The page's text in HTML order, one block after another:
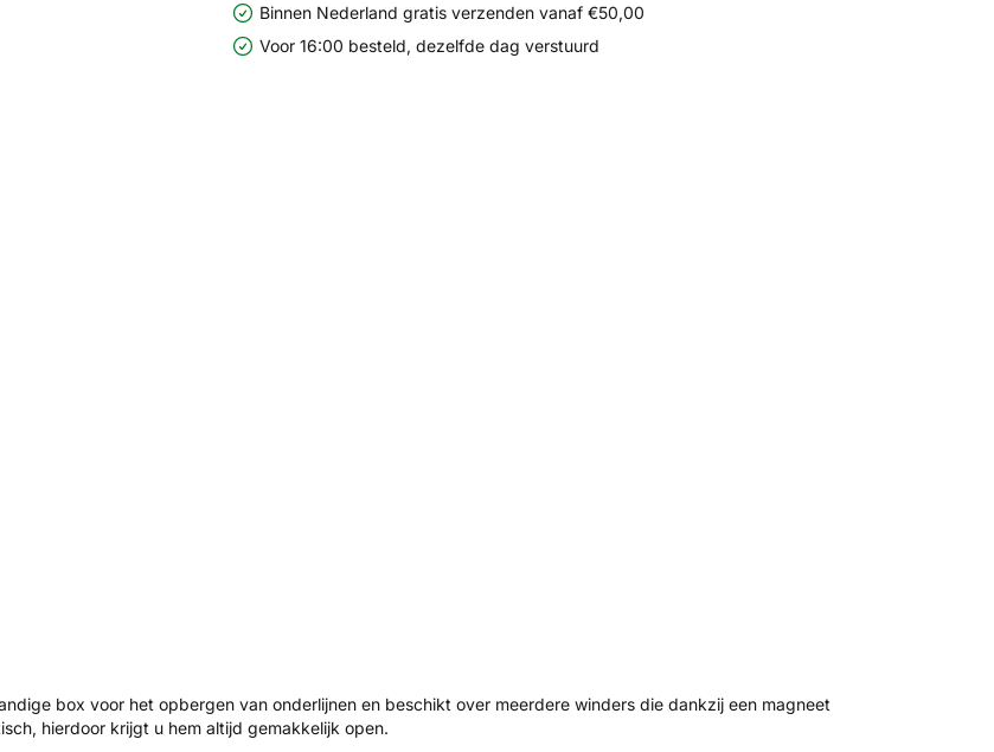
Binnen Nederland gratis verzenden vanaf €50,00
Voor 16:00 besteld, dezelfde dag verstuurd
box voor het opbergen van onderlijnen en beschikt over meerdere winders die dankzij een magneet
hierdoor krijgt u hem altijd gemakkelijk open.